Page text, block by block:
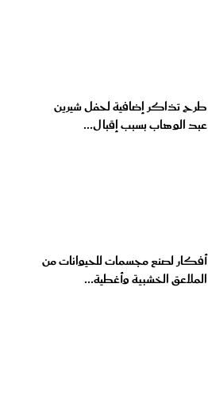
طرح تذاكر إضافية لحفل شيرين
عبد الوهاب بسبب إقبال...
أفكار لصنع مجسمات للحيوانات من
الملاعق الخشبية وأغطية...